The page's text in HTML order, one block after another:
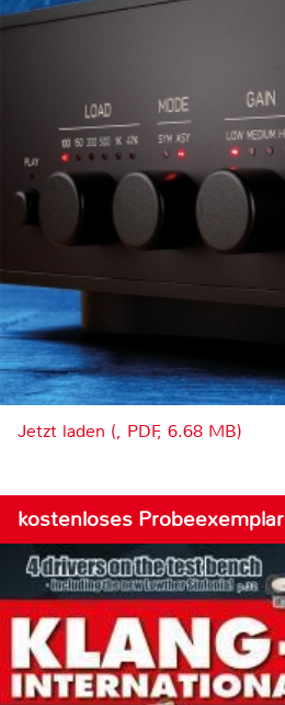
Jetzt laden (, PDF, 6.68 MB)
kostenloses Probeexemplar